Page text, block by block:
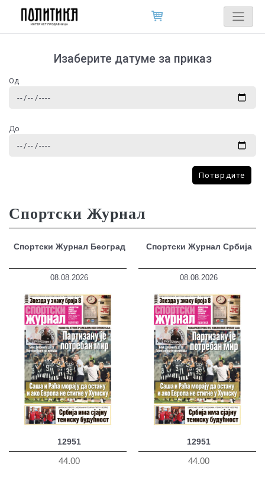
Изаберите датуме за приказ
Од
До
Потврдите
Спортски Журнал
Спортски Журнал Београд
08.08.2026
12951
44.00
Спортски Журнал Србија
08.08.2026
12951
44.00